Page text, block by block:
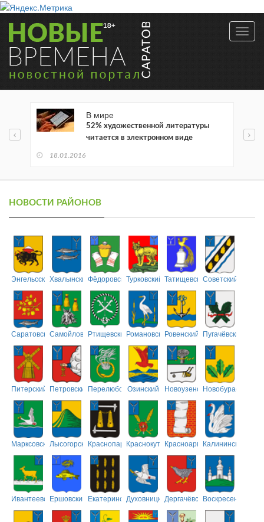
В мире
52% художественной литературы
читается в электронном виде
18.01.2016
НОВОСТИ РАЙОНОВ
ЭнгельсскийХвалынскийФёдоровскийТурковский ТатищевскийСоветский
СаратовскийСамойловскийРтищевскийРомановскийРовенский Пугачёвский
Питерский ПетровскийПерелюбскийОзинский НовоузенскийНовобурасский
МарксовскийЛысогорскийКраснопартизанский
КраснокутскийКрасноармейский
Калининский
ИвантеевскийЕршовский ЕкатериновскийДуховницкийДергачёвскийВоскресенский